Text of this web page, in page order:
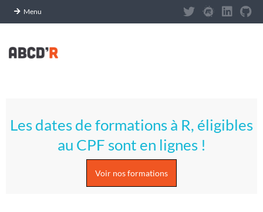
Menu
content
S
Menu
Les dates de formations à R, éligibles
au CPF sont en lignes !
Voir nos formations
Panneau de gestion des cookies